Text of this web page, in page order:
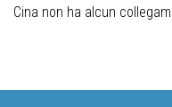
Cina non ha alcun